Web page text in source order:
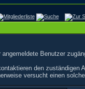
Benutzer
den zuständigen
versucht einen